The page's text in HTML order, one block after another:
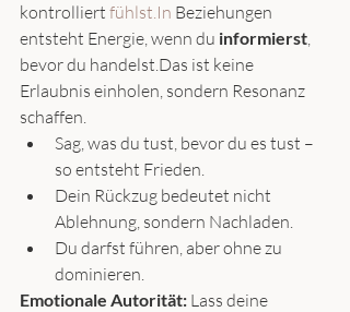
kontrolliert fühlst.In Beziehungen
entsteht Energie, wenn du informierst,
bevor du handelst.Das ist keine
Erlaubnis einholen, sondern Resonanz
schaffen.
Sag, was du tust, bevor du es tust –
so entsteht Frieden.
Dein Rückzug bedeutet nicht
Ablehnung, sondern Nachladen.
Du darfst führen, aber ohne zu
dominieren.
Emotionale Autorität: Lass deine